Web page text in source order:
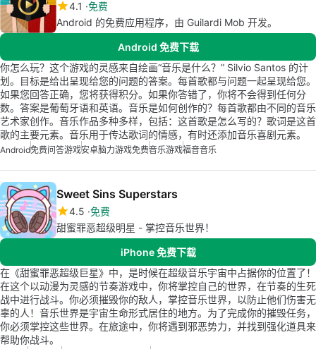
4.1 免费
Android 的免费应用程序，由 Guilardi Mob 开发。
Android 免费下载
你怎么玩？这个游戏的灵感来自绘画“音乐是什么？” Silvio Santos 的计
划。目标是给出呈现给您的问题的答案。每首歌都与问题一起呈现给您。
如果您回答正确，您将获得积分。如果你答错了，你将不会得到任何分
数。答案是葡萄牙语和英语。音乐是如何创作的？每首歌都由不同的音乐
艺术家创作。音乐作品多种多样，包括：这首歌是怎么写的？歌词是这首
歌的主要元素。音乐用于传达歌词的情感，有时还添加音乐喜剧元素。
Android免费问答游戏安卓脑力游戏免费音乐游戏福音音乐
Sweet Sins Superstars
4.5 免费
甜蜜罪恶超级明星 - 掌控音乐世界！
iPhone 免费下载
在《甜蜜罪恶超级巨星》中，是时候在超级音乐宇宙中占据你的位置了！
在这个以动漫为灵感的节奏游戏中，你将掌控自己的世界，在节奏的生死
战中进行战斗。你必须摧毁你的敌人，掌控音乐世界，以防止他们伤害无
辜的人！音乐世界是宇宙生命形式居住的地方。为了完成你的摧毁任务，
你必须掌控这些世界。在旅途中，你将遇到邪恶势力，并找到强化道具来
帮助你战斗。